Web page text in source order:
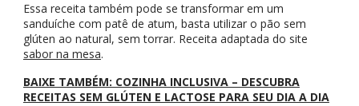
Essa receita também pode se transformar em um
sanduíche com patê de atum, basta utilizar o pão sem
glúten ao natural, sem torrar. Receita adaptada do site
sabor na mesa.
BAIXE TAMBÉM: COZINHA INCLUSIVA – DESCUBRA
RECEITAS SEM GLÚTEN E LACTOSE PARA SEU DIA A DIA